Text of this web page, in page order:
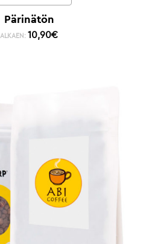
Pärinätön
ALKAEN: 10,90€